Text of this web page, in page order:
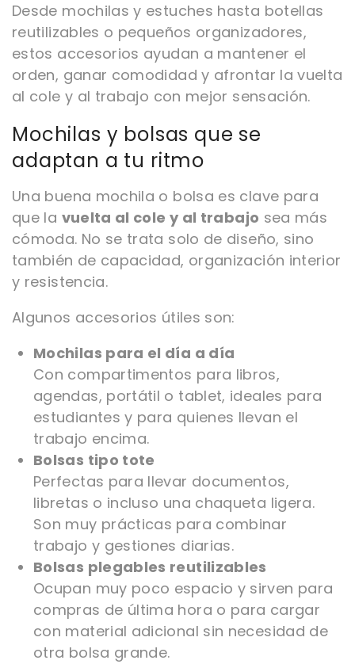
Desde mochilas y estuches hasta botellas
reutilizables o pequeños organizadores,
estos accesorios ayudan a mantener el
orden, ganar comodidad y afrontar la vuelta
al cole y al trabajo con mejor sensación.
Mochilas y bolsas que se
adaptan a tu ritmo
Una buena mochila o bolsa es clave para
que la vuelta al cole y al trabajo sea más
cómoda. No se trata solo de diseño, sino
también de capacidad, organización interior
y resistencia.
Algunos accesorios útiles son:
Mochilas para el día a día
Con compartimentos para libros,
agendas, portátil o tablet, ideales para
estudiantes y para quienes llevan el
trabajo encima.
Bolsas tipo tote
Perfectas para llevar documentos,
libretas o incluso una chaqueta ligera.
Son muy prácticas para combinar
trabajo y gestiones diarias.
Bolsas plegables reutilizables
Ocupan muy poco espacio y sirven para
compras de última hora o para cargar
con material adicional sin necesidad de
otra bolsa grande.